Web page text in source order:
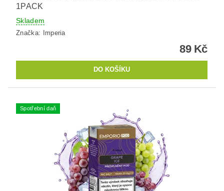
1PACK
Skladem
Značka: Imperia
89 Kč
Spotřební daň